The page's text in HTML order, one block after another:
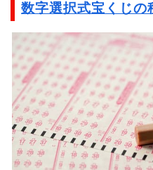
数字選択式宝くじの